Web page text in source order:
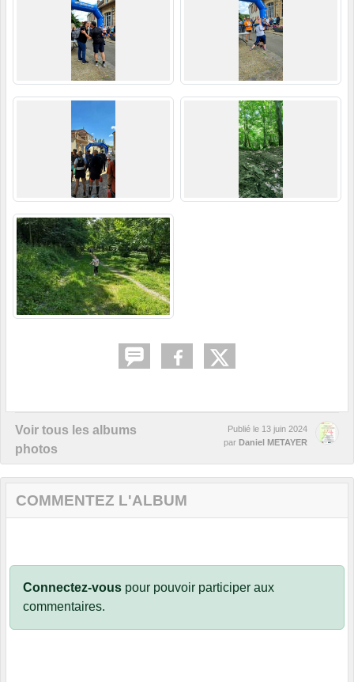
Voir tous les albums
photos
Publié le 13 juin 2024
par Daniel METAYER
COMMENTEZ L'ALBUM
Connectez-vous pour pouvoir participer aux
commentaires.